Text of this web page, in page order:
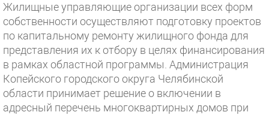
Жилищные управляющие организации всех форм
собственности осуществляют подготовку проектов
по капитальному ремонту жилищного фонда для
представления их к отбору в целях финансирования
в рамках областной программы. Администрация
Копейского городского округа Челябинской
области принимает решение о включении в
адресный перечень многоквартирных домов при